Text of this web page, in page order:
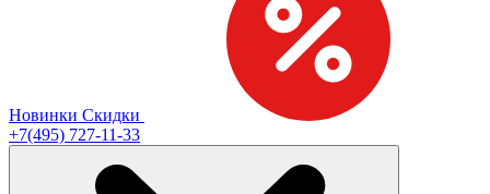
Новинки Скидки
+7(495) 727-11-33